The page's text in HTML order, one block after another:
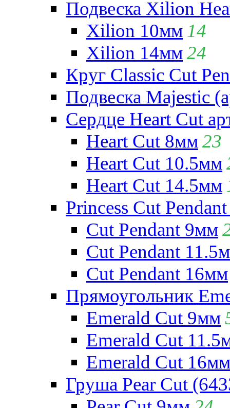
Подвеска Xilion
Xilion 10мм 14
Xilion 14мм24
Круг Classic Cut
Подвеска Majestic
Сердце Heart Cut
Heart Cut 8мм23
Heart Cut 10.5мм
Heart Cut 14.5мм
Princess Cut
Cut Pendant 9мм
Cut Pendant
Cut Pendant 16мм
Прямоугольник
Emerald Cut 9мм
Emerald Cut
Emerald Cut 16мм
Груша Pear Cut